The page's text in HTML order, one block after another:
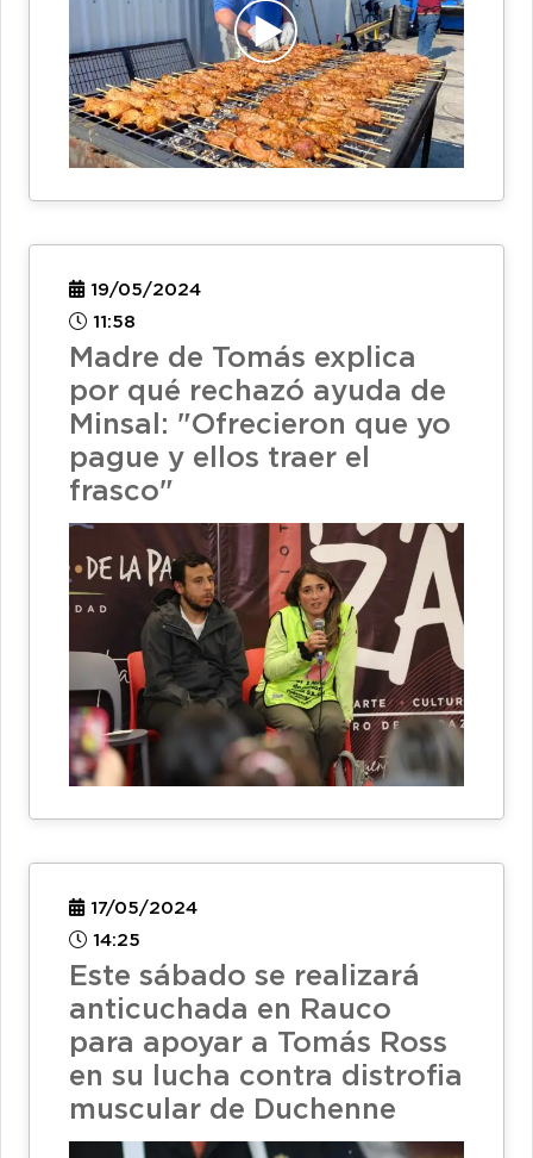
19/05/2024
11:58
Madre de Tomás explica
por qué rechazó ayuda de
Minsal: "Ofrecieron que yo
pague y ellos traer el
frasco"
17/05/2024
14:25
Este sábado se realizará
anticuchada en Rauco
para apoyar a Tomás Ross
en su lucha contra distrofia
muscular de Duchenne